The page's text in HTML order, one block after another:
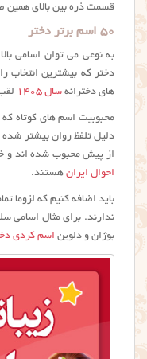
قسمت ذره بین بالای همین
۵۰ اسم برتر دختر
دختر که بیشترین انتخاب
های دخترانه سال ۱۴۰۵
محبوبیت اسم های کوتاه
دلیل تلفظ روان بیشتر
از پیش محبوب شده اند و
احوال ایران هستند.
باید اضافه کنیم که لزوما
ندارند. برای مثال اسامی
بوژان و دلوین اسم کردی